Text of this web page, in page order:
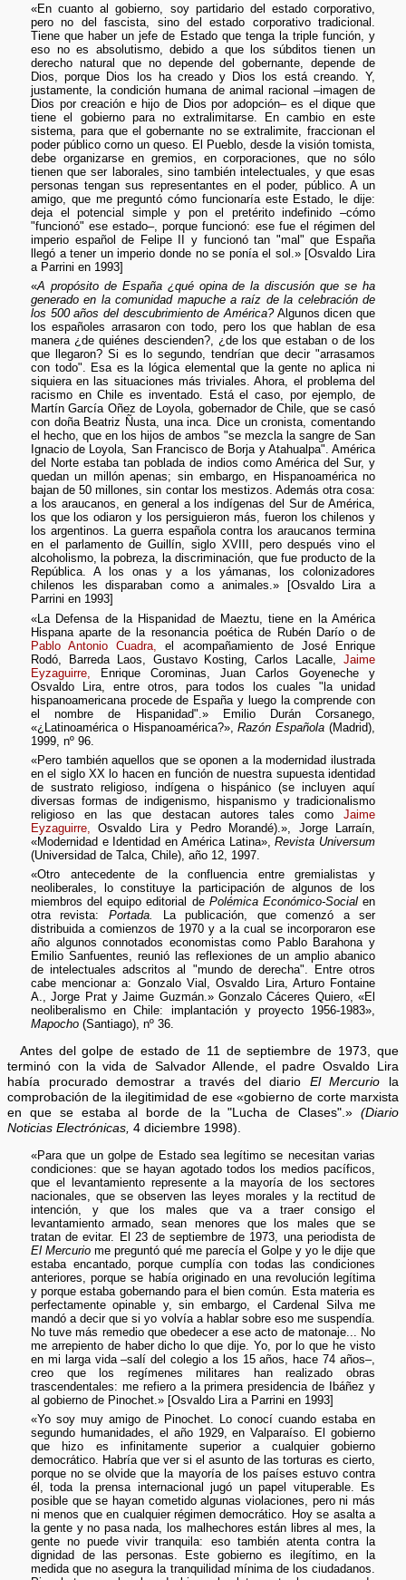
«En cuanto al gobierno, soy partidario del estado corporativo,
pero no del fascista, sino del estado corporativo tradicional.
Tiene que haber un jefe de Estado que tenga la triple función, y
eso no es absolutismo, debido a que los súbditos tienen un
derecho natural que no depende del gobernante, depende de
Dios, porque Dios los ha creado y Dios los está creando. Y,
justamente, la condición humana de animal racional –imagen de
Dios por creación e hijo de Dios por adopción– es el dique que
tiene el gobierno para no extralimitarse. En cambio en este
sistema, para que el gobernante no se extralimite, fraccionan el
poder público corno un queso. El Pueblo, desde la visión tomista,
debe organizarse en gremios, en corporaciones, que no sólo
tienen que ser laborales, sino también intelectuales, y que esas
personas tengan sus representantes en el poder, público. A un
amigo, que me preguntó cómo funcionaría este Estado, le dije:
deja el potencial simple y pon el pretérito indefinido –cómo
"funcionó" ese estado–, porque funcionó: ese fue el régimen del
imperio español de Felipe II y funcionó tan "mal" que España
llegó a tener un imperio donde no se ponía el sol.» [Osvaldo Lira
a Parrini en 1993]
«A propósito de España ¿qué opina de la discusión que se ha
generado en la comunidad mapuche a raíz de la celebración de
los 500 años del descubrimiento de América?Algunos dicen que
los españoles arrasaron con todo, pero los que hablan de esa
manera ¿de quiénes descienden?, ¿de los que estaban o de los
que llegaron? Si es lo segundo, tendrían que decir "arrasamos
con todo". Esa es la lógica elemental que la gente no aplica ni
siquiera en las situaciones más triviales. Ahora, el problema del
racismo en Chile es inventado. Está el caso, por ejemplo, de
Martín García Oñez de Loyola, gobernador de Chile, que se casó
con doña Beatriz Ñusta, una inca. Dice un cronista, comentando
el hecho, que en los hijos de ambos "se mezcla la sangre de San
Ignacio de Loyola, San Francisco de Borja y Atahualpa". América
del Norte estaba tan poblada de indios como América del Sur, y
quedan un millón apenas; sin embargo, en Hispanoamérica no
bajan de 50 millones, sin contar los mestizos. Además otra cosa:
a los araucanos, en general a los indígenas del Sur de América,
los que los odiaron y los persiguieron más, fueron los chilenos y
los argentinos. La guerra española contra los araucanos termina
en el parlamento de Guillín, siglo XVIII, pero después vino el
alcoholismo, la pobreza, la discriminación, que fue producto de la
República. A los onas y a los yámanas, los colonizadores
chilenos les disparaban como a animales.» [Osvaldo Lira a
Parrini en 1993]
«La Defensa de la Hispanidad de Maeztu, tiene en la América
Hispana aparte de la resonancia poética de Rubén Darío o de
Pablo Antonio Cuadra,
el acompañamiento de José Enrique
Rodó, Barreda Laos, Gustavo Kosting, Carlos Lacalle,Jaime
Eyzaguirre,
Enrique Corominas, Juan Carlos Goyeneche y
Osvaldo Lira, entre otros, para todos los cuales "la unidad
hispanoamericana procede de España y luego la comprende con
el nombre de Hispanidad".» Emilio Durán Corsanego,
«¿Latinoamérica o Hispanoamérica?»,Razón Española (Madrid),
1999, nº 96.
«Pero también aquellos que se oponen a la modernidad ilustrada
en el siglo XX lo hacen en función de nuestra supuesta identidad
de sustrato religioso, indígena o hispánico (se incluyen aquí
diversas formas de indigenismo, hispanismo y tradicionalismo
religioso en las que destacan autores tales comoJaime
Eyzaguirre,
Osvaldo Lira y Pedro Morandé).», Jorge Larraín,
«Modernidad e Identidad en América Latina»,Revista Universum
(Universidad de Talca, Chile), año 12, 1997.
«Otro antecedente de la confluencia entre gremialistas y
neoliberales, lo constituye la participación de algunos de los
miembros del equipo editorial de Polémica Económico-Socialen
otra revista: Portada.
La publicación, que comenzó a ser
distribuida a comienzos de 1970 y a la cual se incorporaron ese
año algunos connotados economistas como Pablo Barahona y
Emilio Sanfuentes, reunió las reflexiones de un amplio abanico
de intelectuales adscritos al "mundo de derecha". Entre otros
cabe mencionar a: Gonzalo Vial, Osvaldo Lira, Arturo Fontaine
A., Jorge Prat y Jaime Guzmán.» Gonzalo Cáceres Quiero, «El
neoliberalismo en Chile: implantación y proyecto 1956-1983»,
Mapocho(Santiago), nº 36.
Antes del golpe de estado de 11 de septiembre de 1973, que
terminó con la vida de Salvador Allende, el padre Osvaldo Lira
había procurado demostrar a través del diario El Mercurio la
comprobación de la ilegitimidad de ese «gobierno de corte marxista
en que se estaba al borde de la "Lucha de Clases".» (Diario
Noticias Electrónicas, 4 diciembre 1998).
«Para que un golpe de Estado sea legítimo se necesitan varias
condiciones: que se hayan agotado todos los medios pacíficos,
que el levantamiento represente a la mayoría de los sectores
nacionales, que se observen las leyes morales y la rectitud de
intención, y que los males que va a traer consigo el
levantamiento armado, sean menores que los males que se
tratan de evitar. El 23 de septiembre de 1973, una periodista de
El Mercurio me preguntó qué me parecía el Golpe y yo le dije que
estaba encantado, porque cumplía con todas las condiciones
anteriores, porque se había originado en una revolución legítima
y porque estaba gobernando para el bien común. Esta materia es
perfectamente opinable y, sin embargo, el Cardenal Silva me
mandó a decir que si yo volvía a hablar sobre eso me suspendía.
No tuve más remedio que obedecer a ese acto de matonaje... No
me arrepiento de haber dicho lo que dije. Yo, por lo que he visto
en mi larga vida –salí del colegio a los 15 años, hace 74 años–,
creo que los regímenes militares han realizado obras
trascendentales: me refiero a la primera presidencia de Ibáñez y
al gobierno de Pinochet.» [Osvaldo Lira a Parrini en 1993]
«Yo soy muy amigo de Pinochet. Lo conocí cuando estaba en
segundo humanidades, el año 1929, en Valparaíso. El gobierno
que hizo es infinitamente superior a cualquier gobierno
democrático. Habría que ver si el asunto de las torturas es cierto,
porque no se olvide que la mayoría de los países estuvo contra
él, toda la prensa internacional jugó un papel vituperable. Es
posible que se hayan cometido algunas violaciones, pero ni más
ni menos que en cualquier régimen democrático. Hoy se asalta a
la gente y no pasa nada, los malhechores están libres al mes, la
gente no puede vivir tranquila: eso también atenta contra la
dignidad de las personas. Este gobierno es ilegítimo, en la
medida que no asegura la tranquilidad mínima de los ciudadanos.